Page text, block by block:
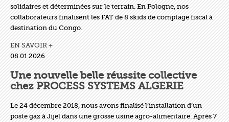
solidaires et déterminées sur le terrain. En Pologne, nos
collaborateurs finalisent les FAT de 8 skids de comptage fiscal à
destination du Congo.
EN SAVOIR +
08.01.2026
Une nouvelle belle réussite collective
chez PROCESS SYSTEMS ALGERIE
Le 24 décembre 2018, nous avons finalisé l’installation d’un
poste gaz à Jijel dans une grosse usine agro-alimentaire. Après 7